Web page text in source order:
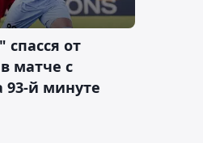
от
матче с
93-й минуте